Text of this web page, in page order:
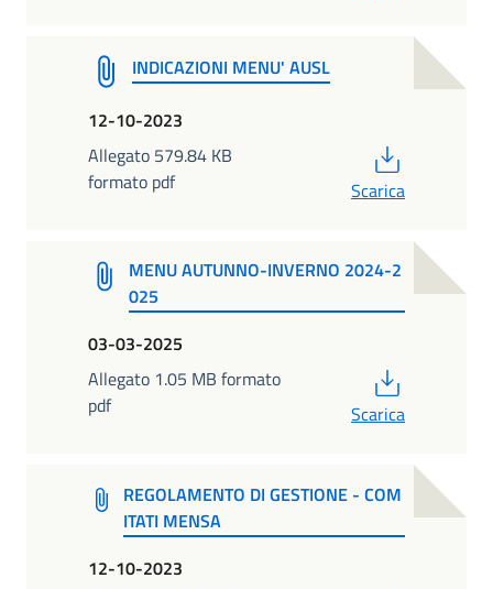
INDICAZIONI MENU' AUSL
12-10-2023
Allegato 579.84 KB
formato pdf
Scarica
MENU AUTUNNO-INVERNO 2024-2
025
03-03-2025
Allegato 1.05 MB formato
pdf
Scarica
REGOLAMENTO DI GESTIONE - COM
ITATI MENSA
12-10-2023